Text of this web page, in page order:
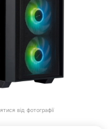
від фотографії